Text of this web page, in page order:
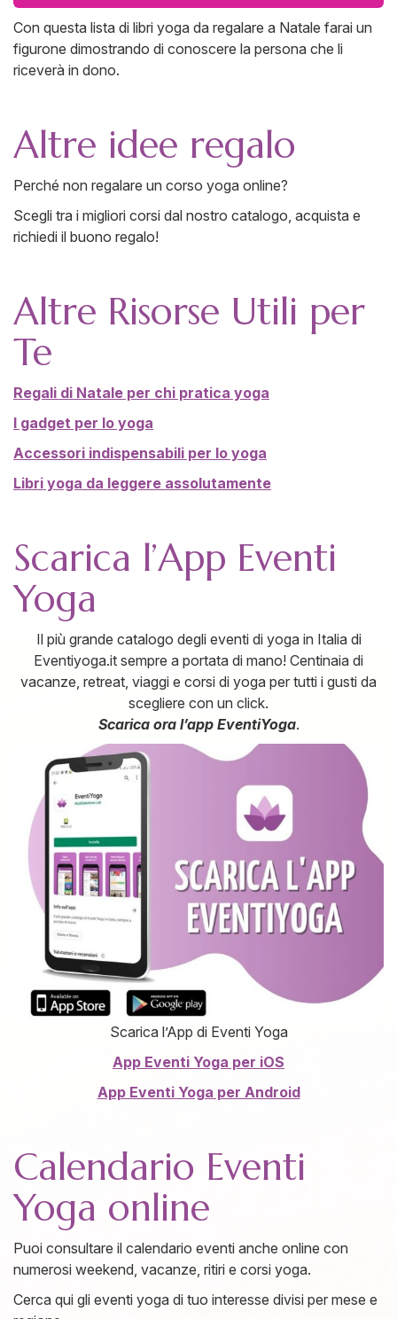
Con questa lista di libri yoga da regalare a Natale farai un
figurone dimostrando di conoscere la persona che li
riceverà in dono.
Altre idee regalo
Perché non regalare un corso yoga online?
Scegli tra i migliori corsi dal nostro catalogo, acquista e
richiedi il buono regalo!
Altre Risorse Utili per
Te
Regali di Natale per chi pratica yoga
I gadget per lo yoga
Accessori indispensabili per lo yoga
Libri yoga da leggere assolutamente
Scarica l’App Eventi
Yoga
Il più grande catalogo degli eventi di yoga in Italia di
Eventiyoga.it sempre a portata di mano! Centinaia di
vacanze, retreat, viaggi e corsi di yoga per tutti i gusti da
scegliere con un click.
Scarica ora l’app EventiYoga.
Scarica l’App di Eventi Yoga
App Eventi Yoga per iOS
App Eventi Yoga per Android
Calendario Eventi
Yoga online
Puoi consultare il calendario eventi anche online con
numerosi weekend, vacanze, ritiri e corsi yoga.
Cerca qui gli eventi yoga di tuo interesse divisi per mese e